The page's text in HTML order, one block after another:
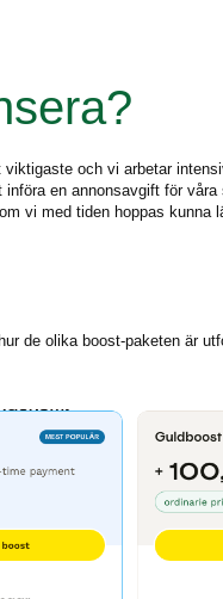
och vi arbetar
en annonsavgift för våra
vi med tiden hoppas kunna
de olika boost-paketen är